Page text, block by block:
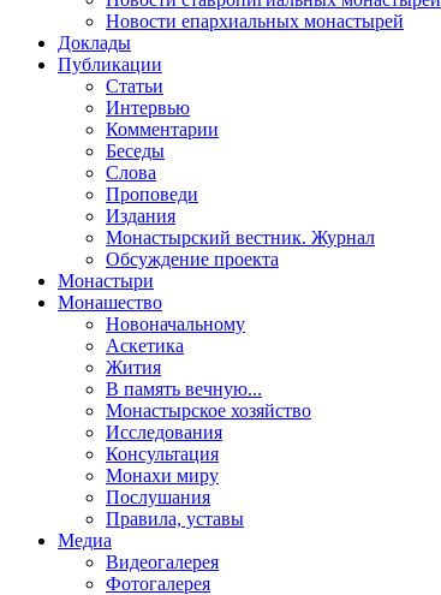
Новости епархиальных монастырей
Доклады
Публикации
Статьи
Интервью
Комментарии
Беседы
Слова
Проповеди
Издания
Монастырский вестник. Журнал
Обсуждение проекта
Монастыри
Монашество
Новоначальному
Аскетика
Жития
В память вечную...
Монастырское хозяйство
Исследования
Консультация
Монахи миру
Послушания
Правила, уставы
Медиа
Видеогалерея
Фотогалерея